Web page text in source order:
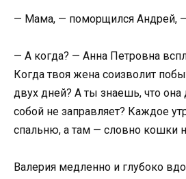
— Мама, — поморщился Андрей, —
— А когда? — Анна Петровна
Когда твоя жена соизволит
двух дней? А ты знаешь, что она
собой не заправляет? Каждое
спальню, а там — словно кошки
Валерия медленно и глубоко